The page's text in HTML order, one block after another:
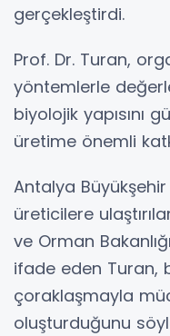
gerçekleştirdi.
Prof. Dr. Turan,
yöntemlerle
biyolojik yapısını
üretime önemli
Antalya
üreticilere
ve Orman
ifade eden Turan,
çoraklaşmayla
oluşturduğunu